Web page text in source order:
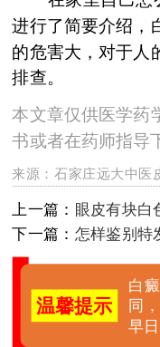
进行了简要介绍，
的危害大，对于人
排查。
本文章仅供医学药
书或者在药师指导
来源：石家庄远大中医
上一篇： 眼皮有块白
下一篇： 怎样鉴别特
温馨提示
白
同
早日